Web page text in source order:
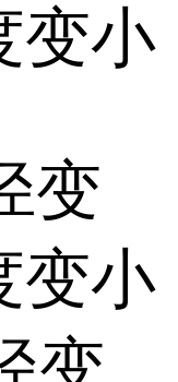
变小
变
变小